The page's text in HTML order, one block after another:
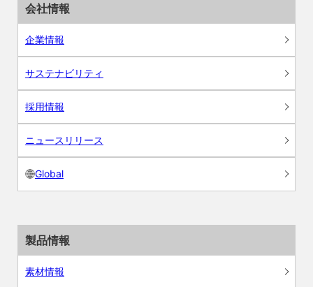
会社情報
企業情報
サステナビリティ
採用情報
ニュースリリース
Global
製品情報
素材情報